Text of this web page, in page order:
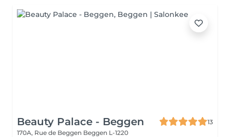
Beauty Palace - Beggen
13
170A, Rue de Beggen Beggen L-1220